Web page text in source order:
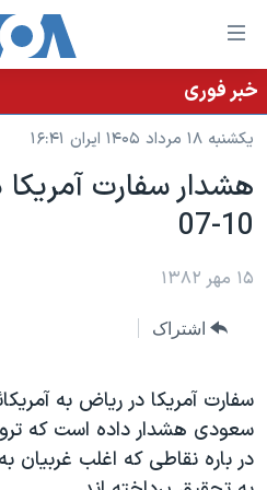
لینکهای
قابل
دسترسی
جهش
محتوای
اصلی
به
اصلی
به
جستجو
خانه
نسخه سبک وب‌سایت
موضوع ها
ایران
آمریکا
گزیده‌ها
ویژه برنامه‌ها
ویدیوها
برنامه های تلویزیونی
جدول برنامه ها
صفحه‌های ویژه
عملیات خشم حماسی
۲۵۰سالگی آمریکا
بایگانی برنامه‌های تلویزیونی
پخش رادیویی
یادگیری زبان انگلیسی
خبر فوری
یکشنبه ۱۸ مرداد ۱۴۰۵ ایران ۱۶:۴۱
10-07
۱۵ مهر ۱۳۸۲
اشتراک
سفارت آمريکا در رياض به
سعودی هشدار داده است که
در باره نقاطی که اغلب غربيان